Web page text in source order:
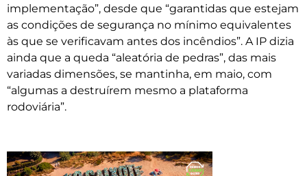
implementação”, desde que “garantidas que estejam
as condições de segurança no mínimo equivalentes
às que se verificavam antes dos incêndios”. A IP dizia
ainda que a queda “aleatória de pedras”, das mais
variadas dimensões, se mantinha, em maio, com
“algumas a destruírem mesmo a plataforma
rodoviária”.